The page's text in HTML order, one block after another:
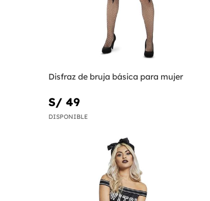
Disfraz de bruja básica para mujer
S/ 49
DISPONIBLE